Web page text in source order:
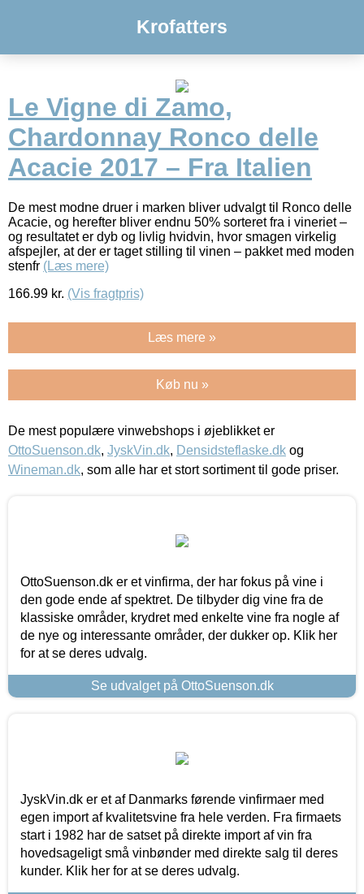
Krofatters
Le Vigne di Zamo,
Chardonnay Ronco delle
Acacie 2017 – Fra Italien
De mest modne druer i marken bliver udvalgt til Ronco delle
Acacie, og herefter bliver endnu 50% sorteret fra i vineriet –
og resultatet er dyb og livlig hvidvin, hvor smagen virkelig
afspejler, at der er taget stilling til vinen – pakket med moden
stenfr (Læs mere)
166.99 kr. (Vis fragtpris)
Læs mere »
Køb nu »
De mest populære vinwebshops i øjeblikket er
OttoSuenson.dk, JyskVin.dk, Densidsteflaske.dk og
Wineman.dk, som alle har et stort sortiment til gode priser.
OttoSuenson.dk er et vinfirma, der har fokus på vine i
den gode ende af spektret. De tilbyder dig vine fra de
klassiske områder, krydret med enkelte vine fra nogle af
de nye og interessante områder, der dukker op. Klik her
for at se deres udvalg.
Se udvalget på OttoSuenson.dk
JyskVin.dk er et af Danmarks førende vinfirmaer med
egen import af kvalitetsvine fra hele verden. Fra firmaets
start i 1982 har de satset på direkte import af vin fra
hovedsageligt små vinbønder med direkte salg til deres
kunder. Klik her for at se deres udvalg.